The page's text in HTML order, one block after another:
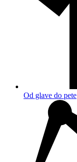
Od glave do pete